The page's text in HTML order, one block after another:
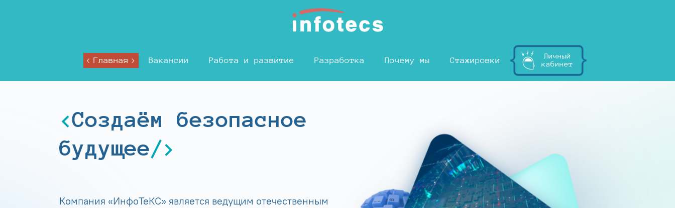
Главная Вакансии Работа и развитие Разработка Почему мы Стажировки
Личный
кабинет
Создаём безопасное
будущее
Компания «ИнфоТеКС» является ведущим отечественным